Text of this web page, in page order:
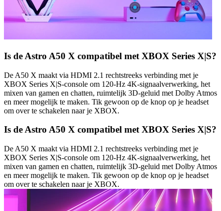
Is de Astro A50 X compatibel met XBOX Series X|S?
De A50 X maakt via HDMI 2.1 rechtstreeks verbinding met je
XBOX Series X|S-console om 120-Hz 4K-signaalverwerking, het
mixen van gamen en chatten, ruimtelijk 3D-geluid met Dolby Atmos
en meer mogelijk te maken. Tik gewoon op de knop op je headset
om over te schakelen naar je XBOX.
Is de Astro A50 X compatibel met XBOX Series X|S?
De A50 X maakt via HDMI 2.1 rechtstreeks verbinding met je
XBOX Series X|S-console om 120-Hz 4K-signaalverwerking, het
mixen van gamen en chatten, ruimtelijk 3D-geluid met Dolby Atmos
en meer mogelijk te maken. Tik gewoon op de knop op je headset
om over te schakelen naar je XBOX.